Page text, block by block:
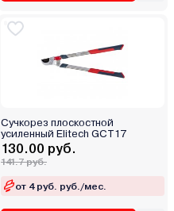
Сучкорез плоскостной
усиленный Elitech GCT17
130.00 руб.
141.7 руб.
от 4 руб. руб./мес.